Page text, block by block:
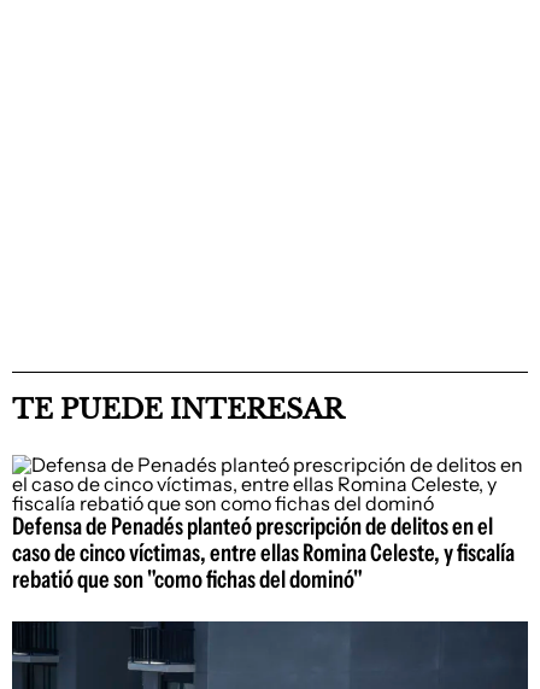
TE PUEDE INTERESAR
Defensa de Penadés planteó prescripción de delitos en el
caso de cinco víctimas, entre ellas Romina Celeste, y fiscalía
rebatió que son "como fichas del dominó"